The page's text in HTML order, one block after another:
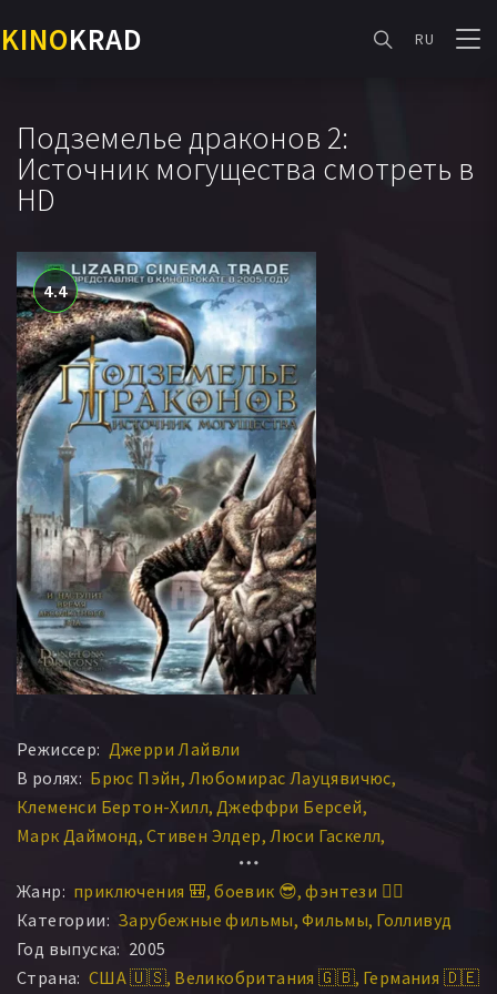
KINOKRAD RU
Подземелье драконов 2:
Источник могущества смотреть в
HD
4.4
Режиссер: Джерри Лайвли
В ролях: Брюс Пэйн Любомирас Лауцявичюс
Клеменси Бертон-Хилл Джеффри Берсей
Марк Даймонд Стивен Элдер Люси Гаскелл
Ауримас Мелисиус
Леонардас Победоносцевас Элли Чиджли
Тим Штерн
Леонас Цюнис Таурас Чижас Миколас Дорофеюс
Эрвинас Пятярайтис
Рамунас Абукявичюс Витаутас Румшас
Жанр: приключения 🎒 боевик 😎 фэнтези 🧝‍♂️
Категории: Зарубежные фильмы Фильмы Голливуд
Год выпуска: 2005
Страна: США 🇺🇸 Великобритания 🇬🇧 Германия 🇩🇪